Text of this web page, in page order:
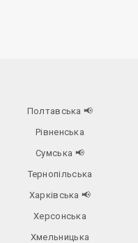
Полтавська 📢
Рівненська
Сумська 📢
Тернопільська
Харківська 📢
Херсонська
Хмельницька